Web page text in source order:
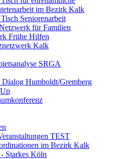
im Bezirk Kalk
Seniorenarbeit
für Familien
Frühe Hilfen
Kalk
SRGA
Dialog Humboldt/Gremberg
TEST
im Bezirk Kalk
Starkes Köln